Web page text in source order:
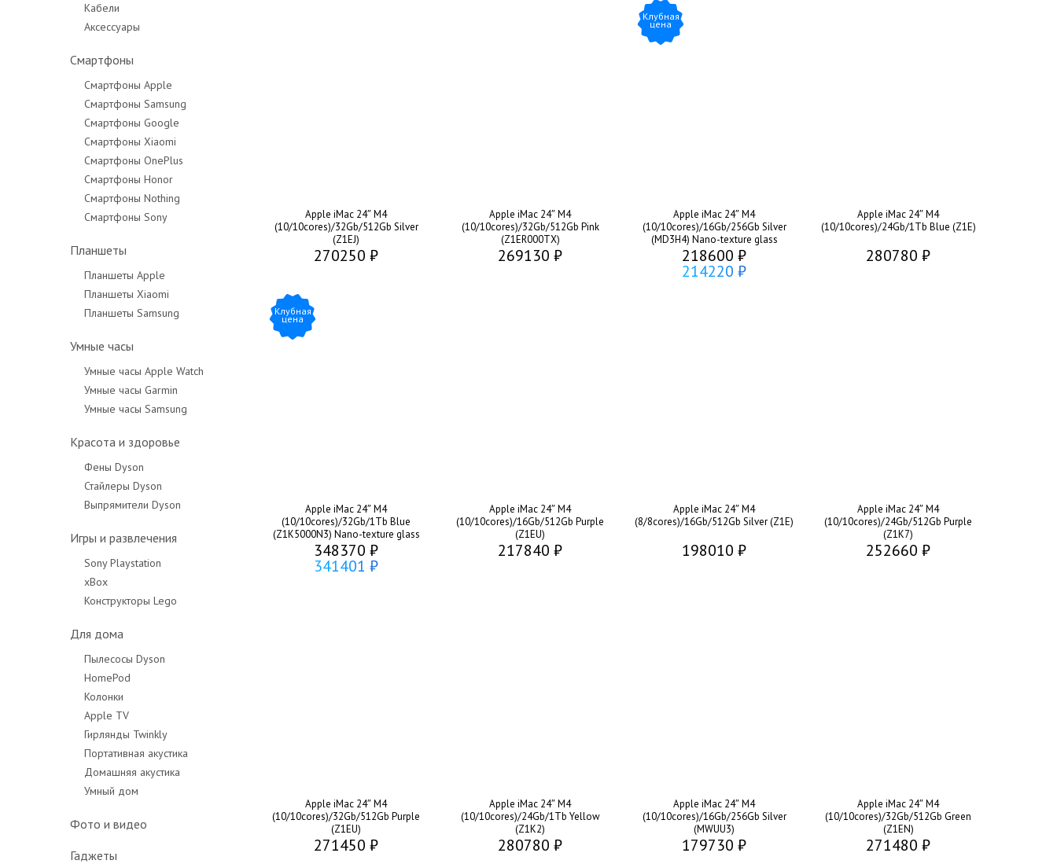
Кабели
Аксессуары
Смартфоны
Смартфоны Apple
Смартфоны Samsung
Смартфоны Google
Смартфоны Xiaomi
Смартфоны OnePlus
Смартфоны Honor
Смартфоны Nothing
Смартфоны Sony
Планшеты
Планшеты Apple
Планшеты Xiaomi
Планшеты Samsung
Умные часы
Умные часы Apple Watch
Умные часы Garmin
Умные часы Samsung
Красота и здоровье
Фены Dyson
Стайлеры Dyson
Выпрямители Dyson
Игры и развлечения
Sony Playstation
xBox
Конструкторы Lego
Для дома
Пылесосы Dyson
HomePod
Колонки
Apple TV
Гирлянды Twinkly
Портативная акустика
Домашняя акустика
Умный дом
Фото и видео
Гаджеты
Apple iMac 24″ M4
(10/10cores)/32Gb/512Gb Silver
(Z1EJ)
270250 ₽
Apple iMac 24″ M4
(10/10cores)/32Gb/512Gb Pink
(Z1ER000TX)
269130 ₽
Клубная
цена
Apple iMac 24″ M4
(10/10cores)/16Gb/256Gb Silver
(MD3H4) Nano-texture glass
218600 ₽
214220 ₽
Apple iMac 24″ M4
(10/10cores)/24Gb/1Tb Blue (Z1E)
280780 ₽
Клубная
цена
Apple iMac 24″ M4
(10/10cores)/32Gb/1Tb Blue
(Z1K5000N3) Nano-texture glass
348370 ₽
341401 ₽
Apple iMac 24″ M4
(10/10cores)/16Gb/512Gb Purple
(Z1EU)
217840 ₽
Apple iMac 24″ M4
(8/8cores)/16Gb/512Gb Silver (Z1E)
198010 ₽
Apple iMac 24″ M4
(10/10cores)/24Gb/512Gb Purple
(Z1K7)
252660 ₽
Apple iMac 24″ M4
(10/10cores)/32Gb/512Gb Purple
(Z1EU)
271450 ₽
Apple iMac 24″ M4
(10/10cores)/24Gb/1Tb Yellow
(Z1K2)
280780 ₽
Apple iMac 24″ M4
(10/10cores)/16Gb/256Gb Silver
(MWUU3)
179730 ₽
Apple iMac 24″ M4
(10/10cores)/32Gb/512Gb Green
(Z1EN)
271480 ₽